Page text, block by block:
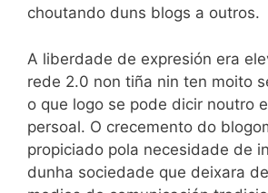
choutando duns blogs a outros.
A liberdade de expresión era
rede 2.0 non tiña nin ten moito
o que logo se pode dicir noutro
persoal. O crecemento do
propiciado pola necesidade de
dunha sociedade que deixara